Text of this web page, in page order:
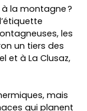
la montagne ?
les
un tiers des
et à La Clusaz,
mais
qui planent